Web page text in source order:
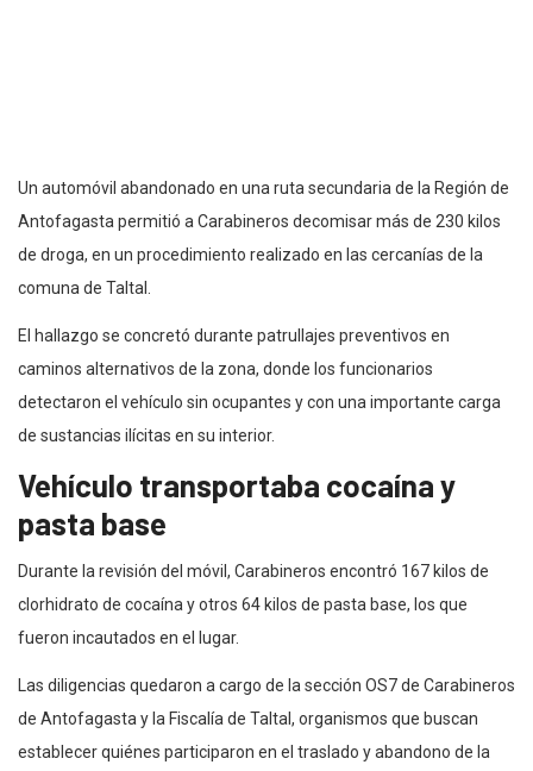
Un automóvil abandonado en una ruta secundaria de la Región de
Antofagasta permitió a Carabineros decomisar más de 230 kilos
de droga, en un procedimiento realizado en las cercanías de la
comuna de Taltal.
El hallazgo se concretó durante patrullajes preventivos en
caminos alternativos de la zona, donde los funcionarios
detectaron el vehículo sin ocupantes y con una importante carga
de sustancias ilícitas en su interior.
Vehículo transportaba cocaína y
pasta base
Durante la revisión del móvil, Carabineros encontró 167 kilos de
clorhidrato de cocaína y otros 64 kilos de pasta base, los que
fueron incautados en el lugar.
Las diligencias quedaron a cargo de la sección OS7 de Carabineros
de Antofagasta y la Fiscalía de Taltal, organismos que buscan
establecer quiénes participaron en el traslado y abandono de la